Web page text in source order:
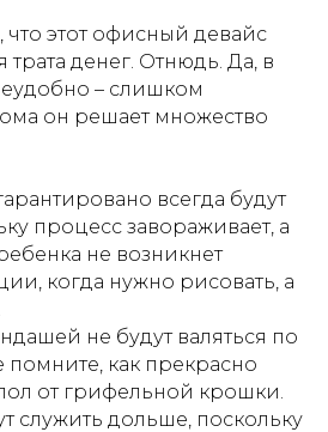
что этот офисный девайс
денег. Отнюдь. Да, в
– слишком
он решает множество
всегда будут
процесс завораживает, а
не возникнет
когда нужно рисовать, а
не будут валяться по
как прекрасно
от грифельной крошки.
служить дольше, поскольку